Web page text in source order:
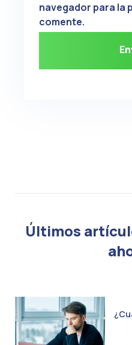
navegador para la
comente.
Últimos